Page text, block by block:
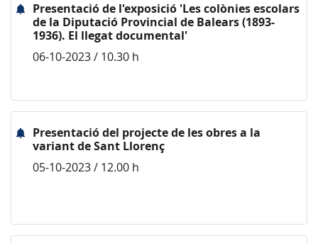
Presentació de l'exposició 'Les colònies escolars
de la Diputació Provincial de Balears (1893-
1936). El llegat documental'
06-10-2023 / 10.30 h
Presentació del projecte de les obres a la
variant de Sant Llorenç
05-10-2023 / 12.00 h